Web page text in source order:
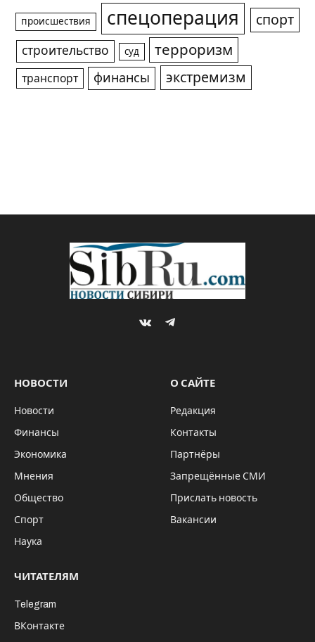
происшествия спецоперация спорт
строительство суд терроризм
транспорт финансы экстремизм
VKontakteTelegram
НОВОСТИ
Новости
Финансы
Экономика
Мнения
Общество
Спорт
Наука
О САЙТЕ
Редакция
Контакты
Партнёры
Запрещённые СМИ
Прислать новость
Вакансии
ЧИТАТЕЛЯМ
Telegram
ВКонтакте